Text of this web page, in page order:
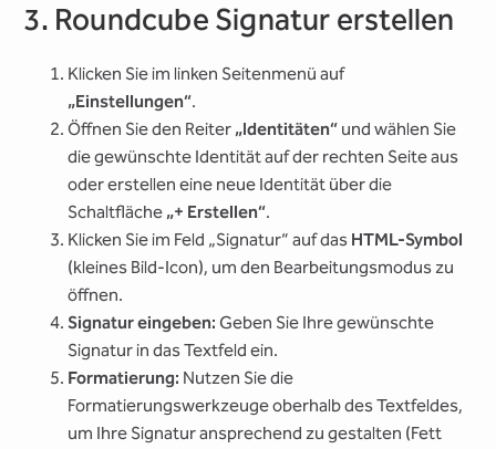
3. Roundcube Signatur erstellen
Klicken Sie im linken Seitenmenü auf
„Einstellungen“.
Öffnen Sie den Reiter „Identitäten“ und wählen Sie
die gewünschte Identität auf der rechten Seite aus
oder erstellen eine neue Identität über die
Schaltfläche „+ Erstellen“.
Klicken Sie im Feld „Signatur“ auf das HTML-Symbol
(kleines Bild-Icon), um den Bearbeitungsmodus zu
öffnen.
Signatur eingeben: Geben Sie Ihre gewünschte
Signatur in das Textfeld ein.
Formatierung: Nutzen Sie die
Formatierungswerkzeuge oberhalb des Textfeldes,
um Ihre Signatur ansprechend zu gestalten (Fett